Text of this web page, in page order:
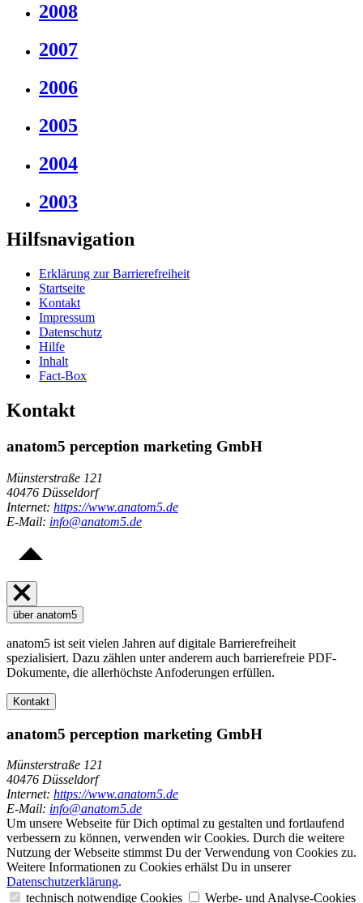
2008
2007
2006
2005
2004
2003
Hilfsnavigation
Erklärung zur Barrierefreiheit
Startseite
Kontakt
Impressum
Datenschutz
Hilfe
Inhalt
Fact-Box
Kontakt
anatom5 perception marketing GmbH
Münsterstraße 121
40476 Düsseldorf
Internet: https://www.anatom5.de
E-Mail: info@anatom5.de
über anatom5
anatom5 ist seit vielen Jahren auf digitale Barrierefreiheit
spezialisiert. Dazu zählen unter anderem auch barrierefreie PDF-
Dokumente, die allerhöchste Anfoderungen erfüllen.
Kontakt
anatom5 perception marketing GmbH
Münsterstraße 121
40476 Düsseldorf
Internet: https://www.anatom5.de
E-Mail: info@anatom5.de
Um unsere Webseite für Dich optimal zu gestalten und fortlaufend
verbessern zu können, verwenden wir Cookies. Durch die weitere
Nutzung der Webseite stimmst Du der Verwendung von Cookies zu.
Weitere Informationen zu Cookies erhälst Du in unserer
Datenschutzerklärung.
technisch notwendige Cookies
Werbe- und Analyse-Cookies